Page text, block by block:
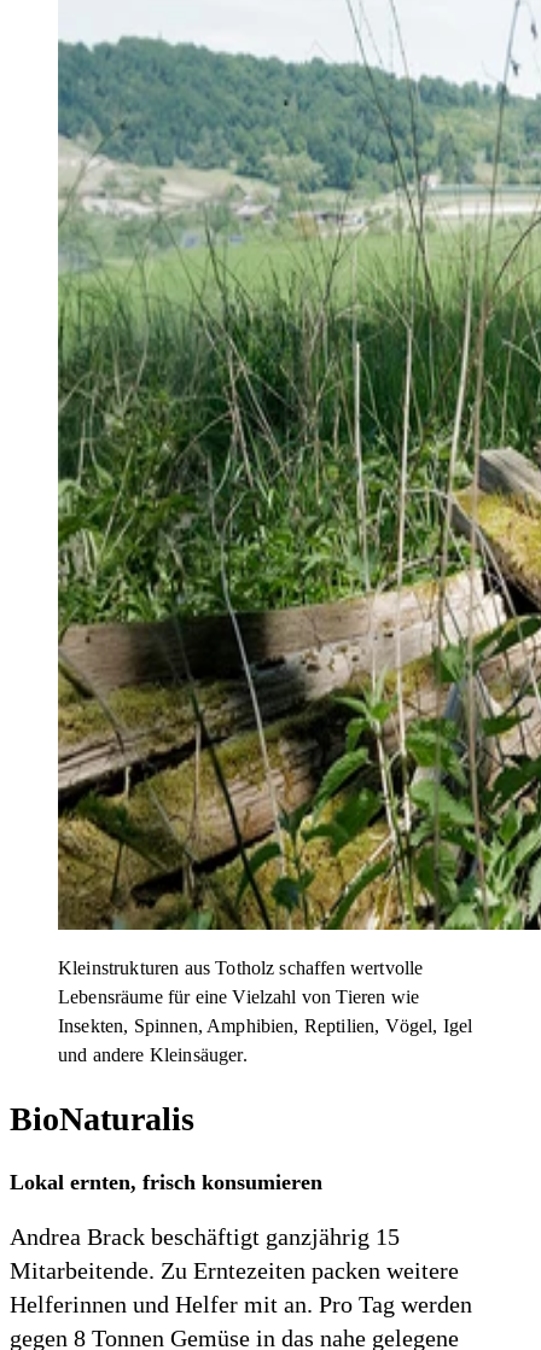
Kleinstrukturen aus Totholz schaffen wertvolle
Lebensräume für eine Vielzahl von Tieren wie
Insekten, Spinnen, Amphibien, Reptilien, Vögel, Igel
und andere Kleinsäuger.
BioNaturalis
Lokal ernten, frisch konsumieren
Andrea Brack beschäftigt ganzjährig 15
Mitarbeitende. Zu Erntezeiten packen weitere
Helferinnen und Helfer mit an. Pro Tag werden
gegen 8 Tonnen Gemüse in das nahe gelegene